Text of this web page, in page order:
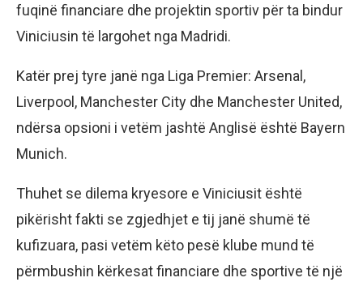
fuqinë financiare dhe projektin sportiv për ta bindur
Viniciusin të largohet nga Madridi.
Katër prej tyre janë nga Liga Premier: Arsenal,
Liverpool, Manchester City dhe Manchester United,
ndërsa opsioni i vetëm jashtë Anglisë është Bayern
Munich.
Thuhet se dilema kryesore e Viniciusit është
pikërisht fakti se zgjedhjet e tij janë shumë të
kufizuara, pasi vetëm këto pesë klube mund të
përmbushin kërkesat financiare dhe sportive të një